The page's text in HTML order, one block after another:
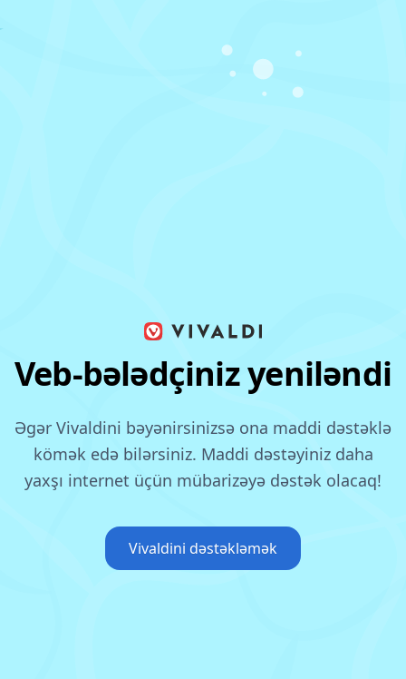
Veb-bələdçiniz yeniləndi
Əgər Vivaldini bəyənirsinizsə ona maddi dəstəklə
kömək edə bilərsiniz. Maddi dəstəyiniz daha
yaxşı internet üçün mübarizəyə dəstək olacaq!
Vivaldini dəstəkləmək